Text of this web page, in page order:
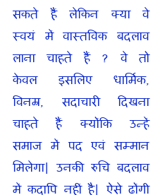
सकते हैं लेकिन क्या वे
स्वयं में वास्तविक बदलाव
लाना चाहते हैं ? वे तो
केवल इसलिए धार्मिक,
विनम्र, सदाचारी दिखना
चाहते हैं क्योंकि उन्हें
समाज में पद एवं सम्मान
मिलेगा| उनकी रुचि बदलाव
में कदापि नहीं है| ऐसे ढोंगी